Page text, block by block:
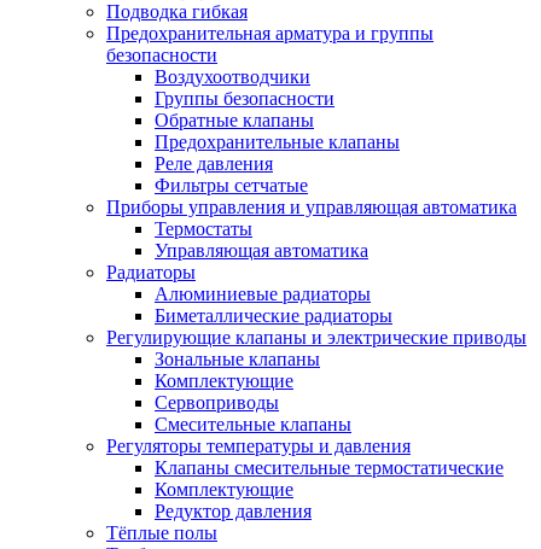
Подводка гибкая
Предохранительная арматура и группы
безопасности
Воздухоотводчики
Группы безопасности
Обратные клапаны
Предохранительные клапаны
Реле давления
Фильтры сетчатые
Приборы управления и управляющая автоматика
Термостаты
Управляющая автоматика
Радиаторы
Алюминиевые радиаторы
Биметаллические радиаторы
Регулирующие клапаны и электрические приводы
Зональные клапаны
Комплектующие
Сервоприводы
Смесительные клапаны
Регуляторы температуры и давления
Клапаны смесительные термостатические
Комплектующие
Редуктор давления
Тёплые полы